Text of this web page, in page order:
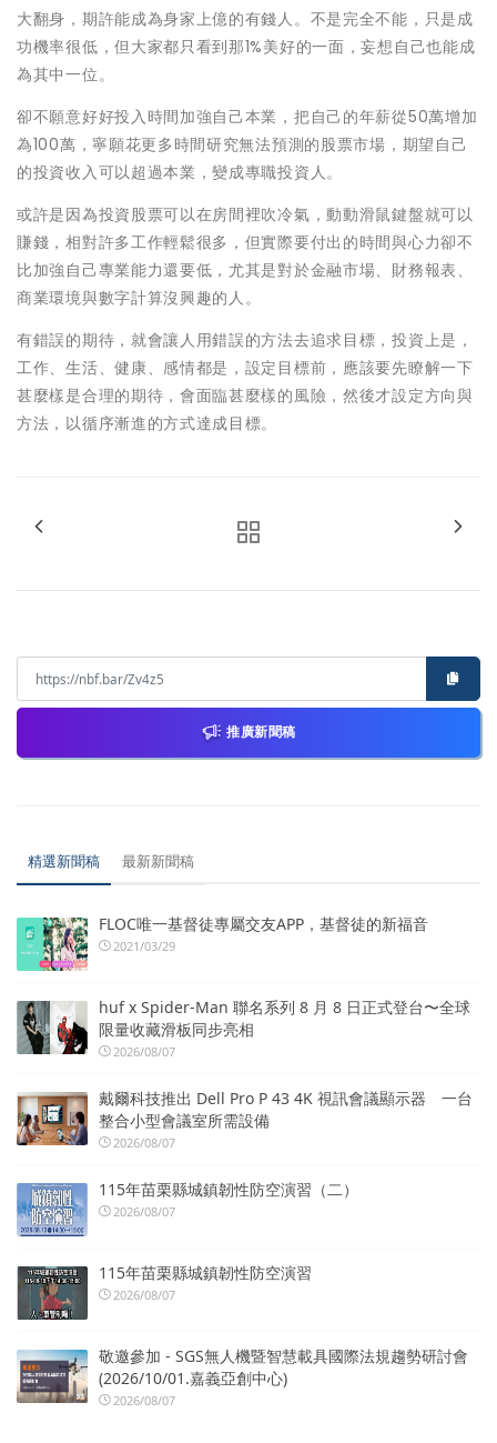
大翻身，期許能成為身家上億的有錢人。不是完全不能，只是成
功機率很低，但大家都只看到那1%美好的一面，妄想自己也能成
為其中一位。
卻不願意好好投入時間加強自己本業，把自己的年薪從50萬增加
為100萬，寧願花更多時間研究無法預測的股票市場，期望自己
的投資收入可以超過本業，變成專職投資人。
或許是因為投資股票可以在房間裡吹冷氣，動動滑鼠鍵盤就可以
賺錢，相對許多工作輕鬆很多，但實際要付出的時間與心力卻不
比加強自己專業能力還要低，尤其是對於金融市場、財務報表、
商業環境與數字計算沒興趣的人。
有錯誤的期待，就會讓人用錯誤的方法去追求目標，投資上是，
工作、生活、健康、感情都是，設定目標前，應該要先瞭解一下
甚麼樣是合理的期待，會面臨甚麼樣的風險，然後才設定方向與
方法，以循序漸進的方式達成目標。
推廣新聞稿
精選新聞稿 最新新聞稿
FLOC唯一基督徒專屬交友APP，基督徒的新福音
2021/03/29
huf x Spider-Man 聯名系列 8 月 8 日正式登台〜全球
限量收藏滑板同步亮相
2026/08/07
戴爾科技推出 Dell Pro P 43 4K 視訊會議顯示器 一台
整合小型會議室所需設備
2026/08/07
115年苗栗縣城鎮韌性防空演習（二）
2026/08/07
115年苗栗縣城鎮韌性防空演習
2026/08/07
敬邀參加 - SGS無人機暨智慧載具國際法規趨勢研討會
(2026/10/01.嘉義亞創中心)
2026/08/07